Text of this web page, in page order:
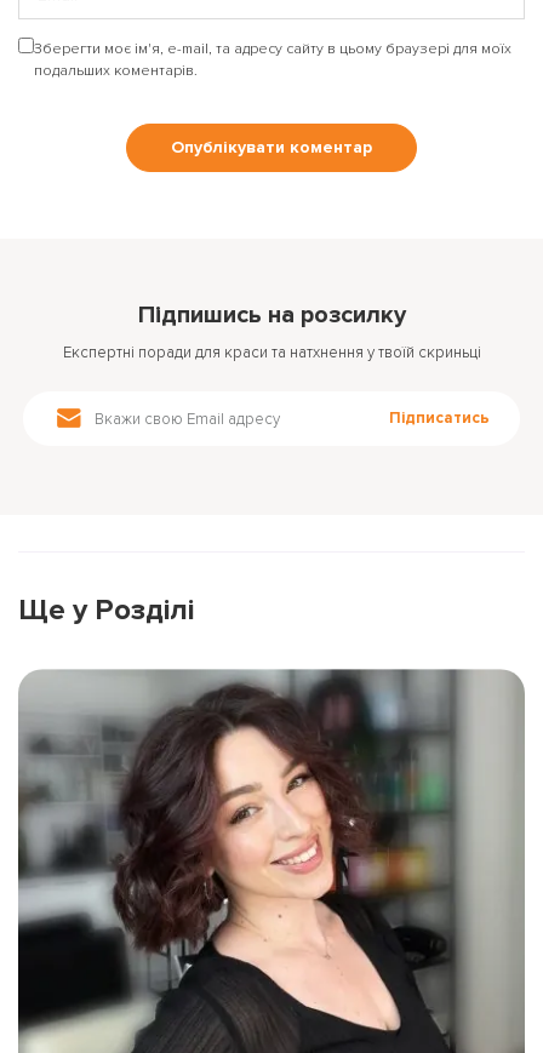
Зберегти моє ім'я, e-mail, та адресу сайту в цьому браузері для моїх
подальших коментарів.
Підпишись на розсилку
Підписатись
Експертні поради для краси та натхнення у твоїй скриньці
Ще у Розділі